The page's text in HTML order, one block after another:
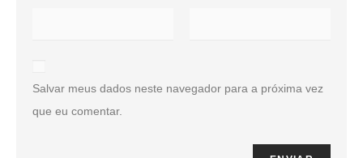
Salvar meus dados neste navegador para a próxima vez
que eu comentar.